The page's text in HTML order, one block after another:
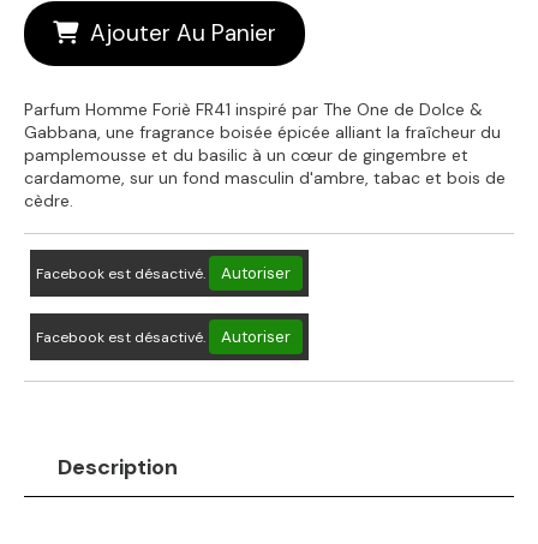
Ajouter Au Panier
Parfum Homme Foriè FR41 inspiré par The One de Dolce &
Gabbana, une fragrance boisée épicée alliant la fraîcheur du
pamplemousse et du basilic à un cœur de gingembre et
cardamome, sur un fond masculin d'ambre, tabac et bois de
cèdre.
Facebook est désactivé. Autoriser
Facebook est désactivé. Autoriser
Description